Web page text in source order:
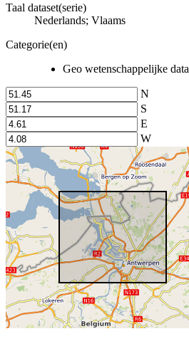
Taal dataset(serie)
Nederlands; Vlaams
Categorie(en)
Geo wetenschappelijke data
N
S
E
W